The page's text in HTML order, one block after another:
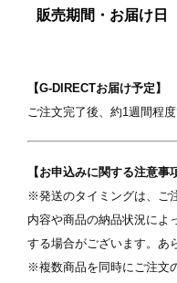
販売期間・お届け日
【G-DIRECTお届け予定】
ご注文完了後、約1週間程
【お申込みに関する注意事
※発送のタイミングは、ご
内容や商品の納品状況によ
する場合がございます。あ
※複数商品を同時にご注文